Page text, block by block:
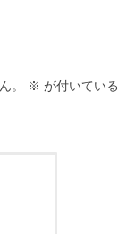
。 ※ が付いている